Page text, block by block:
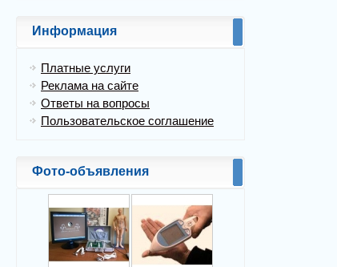
Информация
Платные услуги
Реклама на сайте
Ответы на вопросы
Пользовательское соглашение
Фото-объявления